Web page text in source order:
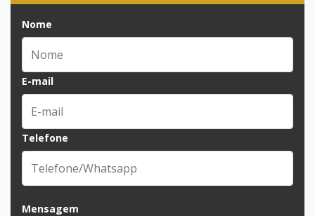
Nome
E-mail
Telefone
Mensagem